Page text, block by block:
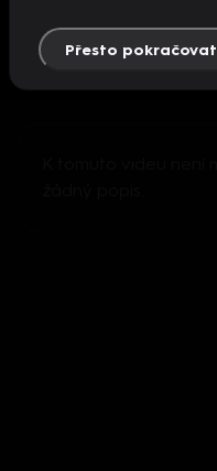
Přesto pokračovat